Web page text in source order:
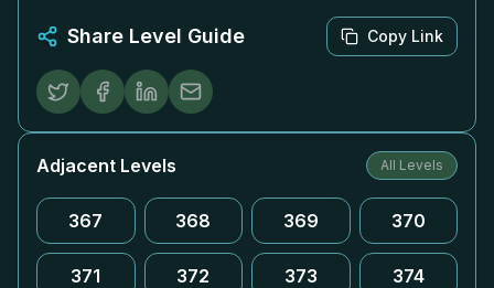
Share Level Guide Copy Link
Adjacent Levels All Levels
367 368 369 370
371 372 373 374